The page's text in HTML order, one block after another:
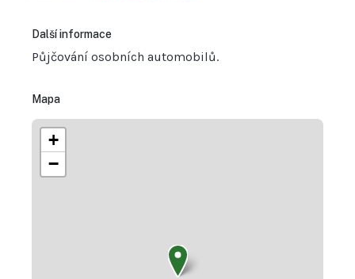
Další informace
Půjčování osobních automobilů.
Mapa
+
−